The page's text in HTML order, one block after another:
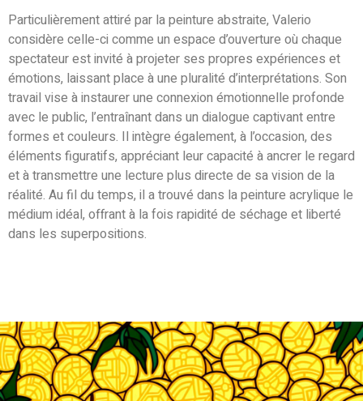
Particulièrement attiré par la peinture abstraite, Valerio
considère celle-ci comme un espace d’ouverture où chaque
spectateur est invité à projeter ses propres expériences et
émotions, laissant place à une pluralité d’interprétations. Son
travail vise à instaurer une connexion émotionnelle profonde
avec le public, l’entraînant dans un dialogue captivant entre
formes et couleurs. Il intègre également, à l’occasion, des
éléments figuratifs, appréciant leur capacité à ancrer le regard
et à transmettre une lecture plus directe de sa vision de la
réalité. Au fil du temps, il a trouvé dans la peinture acrylique le
médium idéal, offrant à la fois rapidité de séchage et liberté
dans les superpositions.